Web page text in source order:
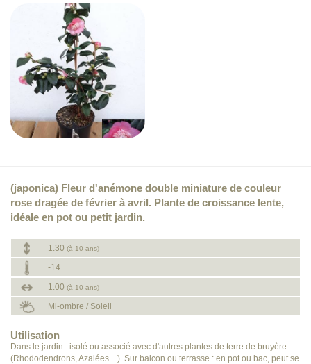
(japonica) Fleur d'anémone double miniature de couleur
rose dragée de février à avril. Plante de croissance lente,
idéale en pot ou petit jardin.
1.30 (à 10 ans)
-14
1.00 (à 10 ans)
Mi-ombre / Soleil
Utilisation
Dans le jardin : isolé ou associé avec d'autres plantes de terre de bruyère
(Rhododendrons, Azalées ...). Sur balcon ou terrasse : en pot ou bac, peut se